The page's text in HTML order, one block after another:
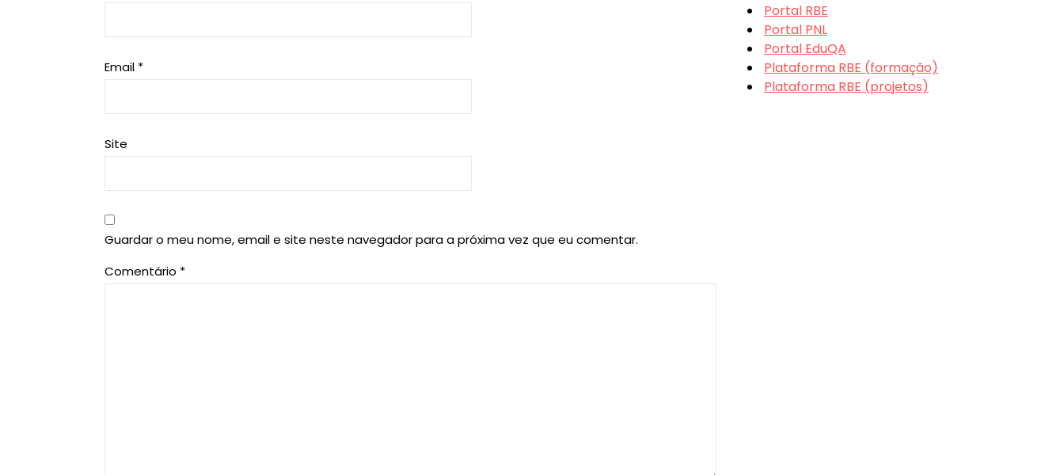
Email *
Site
Guardar o meu nome, email e site neste navegador para a próxima vez que eu comentar.
Comentário *
Portal RBE
Portal PNL
Portal EduQA
Plataforma RBE (formação)
Plataforma RBE (projetos)